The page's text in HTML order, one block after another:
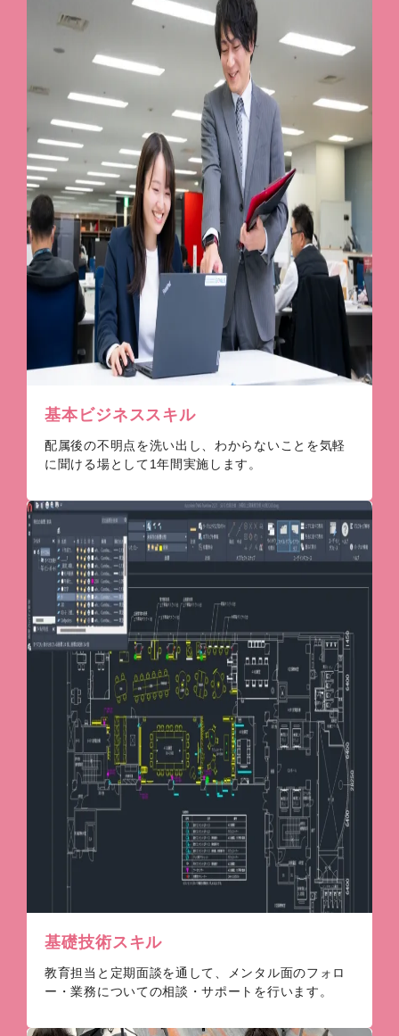
基本ビジネススキル
配属後の不明点を洗い出し、わからないことを気軽
に聞ける場として1年間実施します。
基礎技術スキル
教育担当と定期面談を通して、メンタル面のフォロ
ー・業務についての相談・サポートを行います。